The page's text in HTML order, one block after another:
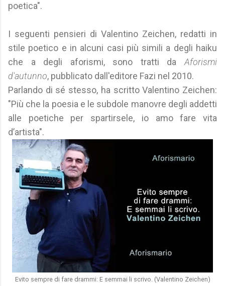
poetica".
I seguenti pensieri di Valentino Zeichen, redatti in
stile poetico e in alcuni casi più simili a degli haiku
che a degli aforismi, sono tratti da Aforismi
d'autunno, pubblicato dall'editore Fazi nel 2010.
Parlando di sé stesso, ha scritto Valentino Zeichen:
"Più che la poesia e le subdole manovre degli addetti
alle poetiche per spartirsele, io amo fare vita
d’artista".
Evito sempre di fare drammi: E semmai li scrivo. (Valentino Zeichen)